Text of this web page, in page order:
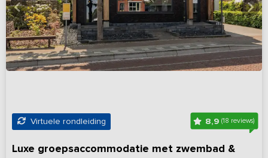
Virtuele rondleiding 8,9(18 reviews)
Luxe groepsaccommodatie met zwembad &